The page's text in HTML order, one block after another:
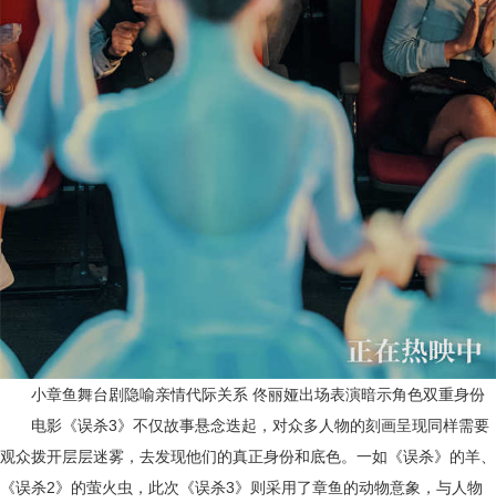
小章鱼舞台剧隐喻亲情代际关系 佟丽娅出场表演暗示角色双重身份
电影《误杀3》 不仅故事悬念迭起，对众多人物的刻画呈现同样需要
观众拨开层层迷雾，去发现他们的真正身份和底色。一如《误杀》的羊、
《误杀2》的萤火虫，此次《误杀3》则采用了章鱼的动物意象，与人物